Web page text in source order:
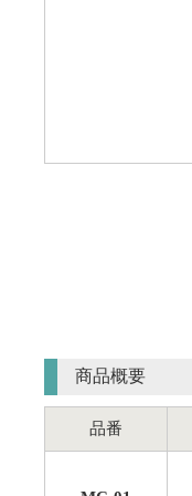
商品概要
品番